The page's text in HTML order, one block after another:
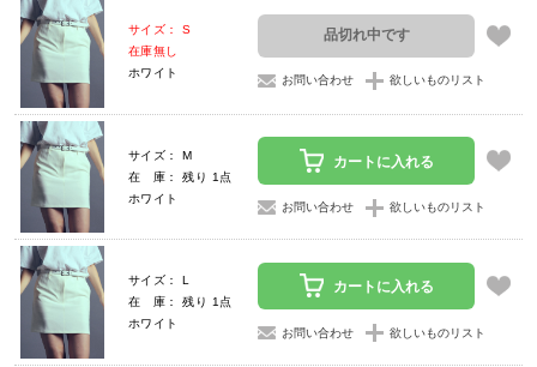
サイズ： S
在庫無し
ホワイト
品切れ中です
お問い合わせ 欲しいものリスト
サイズ： M
在 庫： 残り 1点
ホワイト
カートに入れる
お問い合わせ 欲しいものリスト
サイズ： L
在 庫： 残り 1点
ホワイト
カートに入れる
お問い合わせ 欲しいものリスト